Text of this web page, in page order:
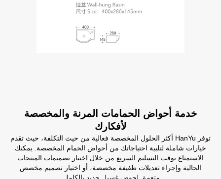
خدمة أحواض الحمامات المرنة والمخصصة
لأفكارك
توفر HanYu أكثر الحلول المخصصة فعالية من حيث التكلفة، حيث تقدم
خيارات شاملة لتلبية احتياجاتك من أحواض الحمام المخصصة. يمكنك
الاستمتاع بوقت التسليم السريع من خلال اختيار تصميمات المنتجات
الحالية وإجراء تعديلات طفيفة مخصصة، أو اختيار تصميم مخصص
متعمق لحوض غسيل جديد بالكامل.